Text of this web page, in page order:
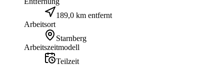
189,0 km entfernt
Arbeitsort
Starnberg
Arbeitszeitmodell
Teilzeit